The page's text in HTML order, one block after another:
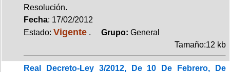
Resolución.
Fecha: 17/02/2012
Estado: Vigente . Grupo: General
Tamaño:12 kb
Real Decreto-Ley 3/2012, De 10 De Febrero, De